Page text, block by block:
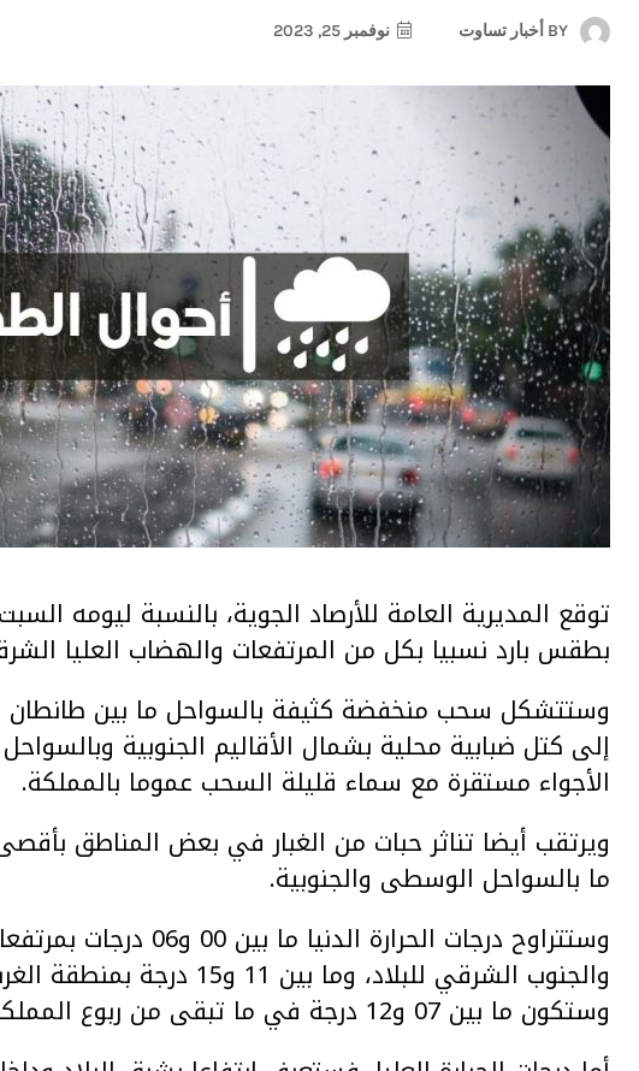
BY أخبار تساوت نوفمبر 25, 2023
توقع المديرية العامة للأرصاد الجوية، بالنسبة ليومه
بطقس بارد نسبيا بكل من المرتفعات والهضاب العليا
وستتشكل سحب منخفضة كثيفة بالسواحل ما بين طانطان
إلى كتل ضبابية محلية بشمال الأقاليم الجنوبية
الأجواء مستقرة مع سماء قليلة السحب عموما بالمملكة.
ويرتقب أيضا تناثر حبات من الغبار في بعض المناطق
ما بالسواحل الوسطى والجنوبية.
وستتراوح درجات
والجنوب الشرقي للبلاد، وما
وستكون ما بين 07 و12 درجة في ما تبقى من ربوع المملكة.